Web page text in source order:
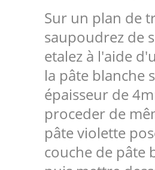
Sur un plan de
saupoudrez de
etalez à l'aide
la pâte blanche
épaisseur de
proceder de
pâte violette
couche de pâte